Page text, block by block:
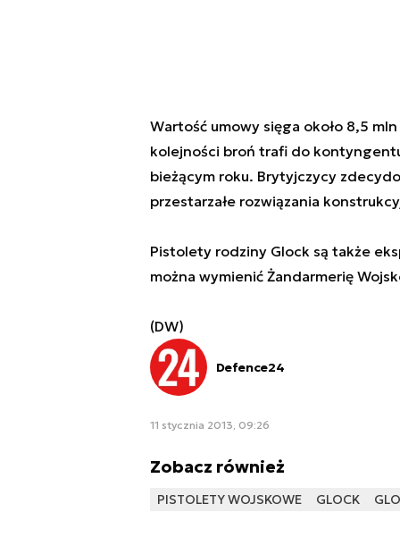
Wartość umowy sięga około 8,5
kolejności broń trafi do
bieżącym roku. Brytyjczycy
przestarzałe rozwiązania
Pistolety rodziny Glock są także
można wymienić Żandarmerię
(DW)
Defence24
11 stycznia 2013, 09:26
Zobacz również
PISTOLETY WOJSKOWE GLOCK